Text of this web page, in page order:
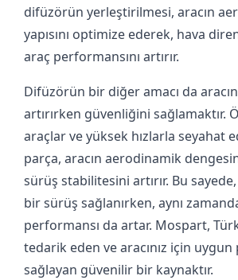
difüzörün yerleştirilmesi, aracın
yapısını optimize ederek, hava
araç performansını artırır.
Difüzörün bir diğer amacı da aracın
artırırken güvenliğini sağlamaktır.
araçlar ve yüksek hızlarla seyahat
parça, aracın aerodinamik
sürüş stabilitesini artırır. Bu
bir sürüş sağlanırken, aynı
performansı da artar. Mospart,
tedarik eden ve aracınız için uygun
sağlayan güvenilir bir kaynaktır.